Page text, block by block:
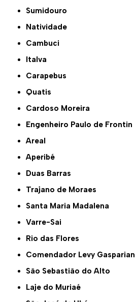
Sumidouro
Natividade
Cambuci
Italva
Carapebus
Quatis
Cardoso Moreira
Engenheiro Paulo de Frontin
Areal
Aperibé
Duas Barras
Trajano de Moraes
Santa Maria Madalena
Varre-Sai
Rio das Flores
Comendador Levy Gasparian
São Sebastião do Alto
Laje do Muriaé